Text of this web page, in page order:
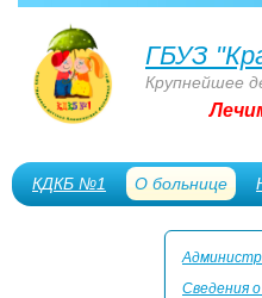
ГБУЗ
Крупнейшее
КДКБ №1 О больнице
Сведения